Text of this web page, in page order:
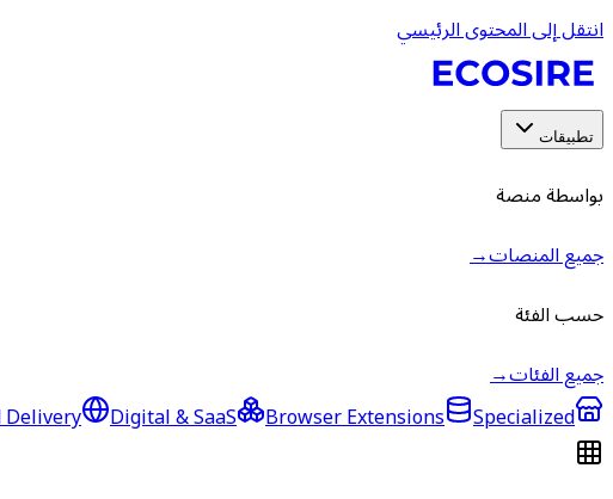
انتقل إلى المحتوى الرئيسي
تطبيقات
بواسطة منصة
جميع المنصات→
حسب الفئة
جميع الفئات→
Delivery Digital & SaaS Browser Extensions Specialized